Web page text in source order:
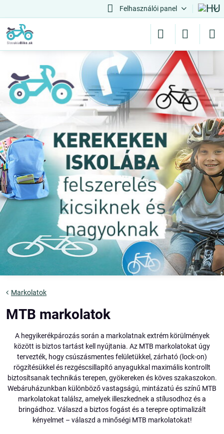
Felhasználói panel
Markolatok
MTB markolatok
A hegyikerékpározás során a markolatnak extrém körülmények
között is biztos tartást kell nyújtania. Az MTB markolatokat úgy
tervezték, hogy csúszásmentes felületükkel, zárható (lock-on)
rögzítésükkel és rezgéscsillapító anyagukkal maximális kontrollt
biztosítsanak technikás terepen, gyökereken és köves szakaszokon.
Webáruházunkban különböző vastagságú, mintázatú és színű MTB
markolatokat találsz, amelyek illeszkednek a stílusodhoz és a
bringádhoz. Válaszd a biztos fogást és a terepre optimalizált
kényelmet – válaszd a minőségi MTB markolatokat!